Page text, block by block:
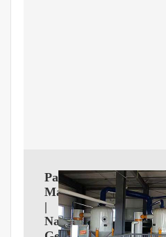
Pascal
Maitre
|
National